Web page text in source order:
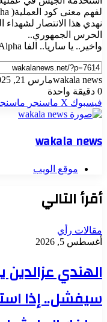
لفهم معنى كود العملية( Alpha)..
نهدي هذا الانتصار
الحرس الجمهوري..
واخير.. يا ساريا.. الفا Alpha حوول كلم القيادة.
wakala newsمارس 21, 2025
0 دقيقة واحدة
فيسبوك ‫X ماسنجر
wakala news
موقع الويب
أقرأ التالي
مقالات رأي
أغسطس 5, 2026
الهندي عزالدين
سيفشل.. إذا